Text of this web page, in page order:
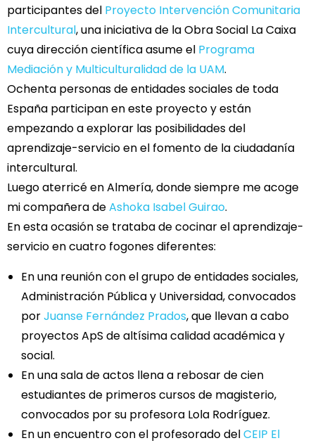
participantes del Proyecto Intervención Comunitaria
Intercultural, una iniciativa de la Obra Social La Caixa
cuya dirección científica asume el Programa
Mediación y Multiculturalidad de la UAM.
Ochenta personas de entidades sociales de toda
España participan en este proyecto y están
empezando a explorar las posibilidades del
aprendizaje-servicio en el fomento de la ciudadanía
intercultural.
Luego aterricé en Almería, donde siempre me acoge
mi compañera deAshoka Isabel Guirao.
En esta ocasión se trataba de cocinar el aprendizaje-
servicio en cuatro fogones diferentes:
En una reunión con el grupo de entidades sociales,
Administración Pública y Universidad, convocados
porJuanse Fernández Prados, que llevan a cabo
proyectos ApS de altísima calidad académica y
social.
En una sala de actos llena a rebosar de cien
estudiantes de primeros cursos de magisterio,
convocados por su profesora Lola Rodríguez.
En un encuentro con el profesorado delCEIP El